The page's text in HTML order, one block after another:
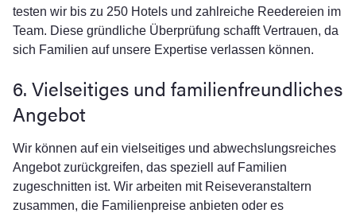
testen wir bis zu 250 Hotels und zahlreiche Reedereien im
Team. Diese gründliche Überprüfung schafft Vertrauen, da
sich Familien auf unsere Expertise verlassen können.
6. Vielseitiges und familienfreundliches
Angebot
Wir können auf ein vielseitiges und abwechslungsreiches
Angebot zurückgreifen, das speziell auf Familien
zugeschnitten ist. Wir arbeiten mit Reiseveranstaltern
zusammen, die Familienpreise anbieten oder es